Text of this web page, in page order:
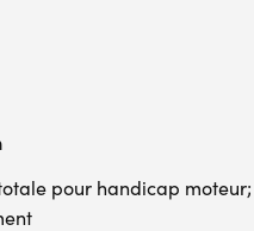
pour handicap